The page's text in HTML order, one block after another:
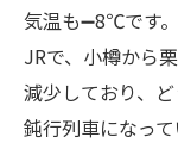
気温も➖8℃です。
JRで、小樽から
減少しており、
鈍行列車になっ